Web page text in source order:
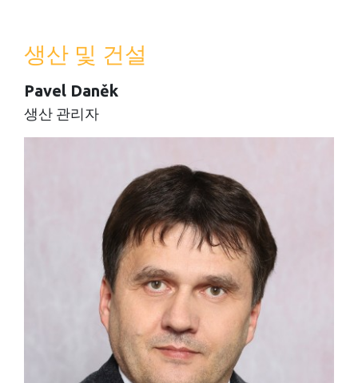
생산 및 건설
Pavel Daněk
생산 관리자